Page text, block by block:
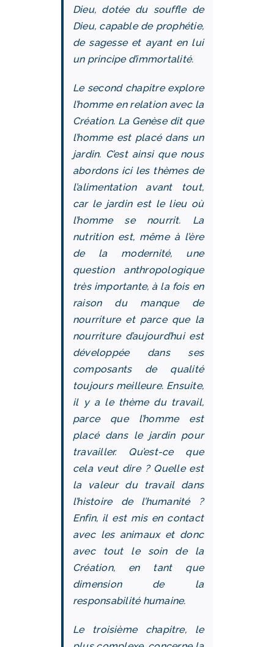
Dieu, dotée du souffle de
Dieu, capable de prophétie,
de sagesse et ayant en lui
un principe d’immortalité.
Le second chapitre explore
l’homme en relation avec la
Création. La Genèse dit que
l’homme est placé dans un
jardin. C’est ainsi que nous
abordons ici les thèmes de
l’alimentation avant tout,
car le jardin est le lieu où
l’homme se nourrit. La
nutrition est, même à l’ère
de la modernité, une
question anthropologique
très importante, à la fois en
raison du manque de
nourriture et parce que la
nourriture d’aujourd’hui est
développée dans ses
composants de qualité
toujours meilleure. Ensuite,
il y a le thème du travail,
parce que l’homme est
placé dans le jardin pour
travailler. Qu’est-ce que
cela veut dire ? Quelle est
la valeur du travail dans
l’histoire de l’humanité ?
Enfin, il est mis en contact
avec les animaux et donc
avec tout le soin de la
Création, en tant que
dimension de la
responsabilité humaine.
Le troisième chapitre, le